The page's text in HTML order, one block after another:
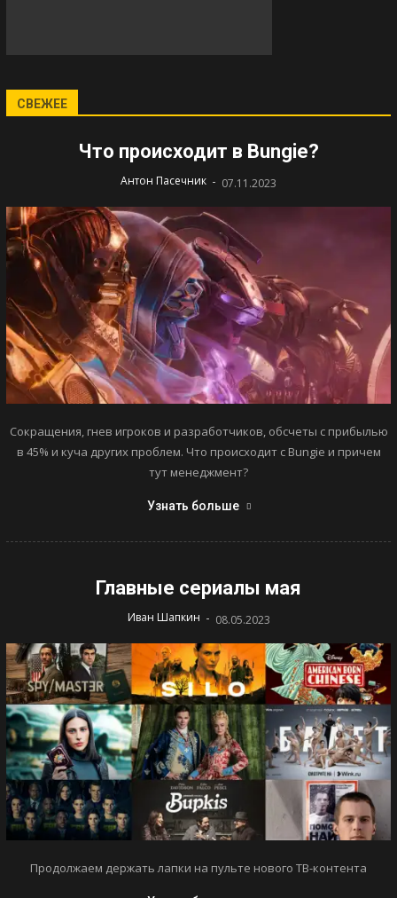
СВЕЖЕЕ
Что происходит в Bungie?
Антон Пасечник - 07.11.2023
Сокращения, гнев игроков и разработчиков, обсчеты с прибылью
в 45% и куча других проблем. Что происходит с Bungie и причем
тут менеджмент?
Узнать больше
Главные сериалы мая
Иван Шапкин - 08.05.2023
Продолжаем держать лапки на пульте нового ТВ-контента